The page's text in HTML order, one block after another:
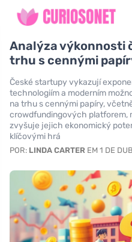
Analýza výkonnosti
trhu s cennými
České startupy vykazují
technologiím a moderním
na trhu s cennými papíry,
crowdfundingových platforem,
zvyšuje jejich ekonomický
klíčovými hrá
POR: LINDA CARTER EM 1 DE